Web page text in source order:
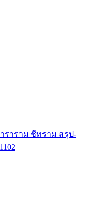
ราราม ชีทราม สรุป-